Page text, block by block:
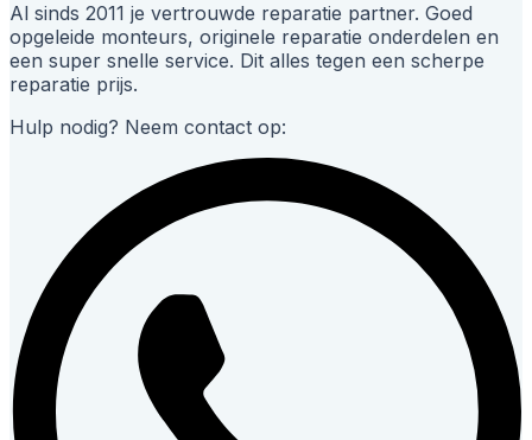
Al sinds 2011 je vertrouwde reparatie partner. Goed
opgeleide monteurs, originele reparatie onderdelen en
een super snelle service. Dit alles tegen een scherpe
reparatie prijs.
Hulp nodig? Neem contact op: